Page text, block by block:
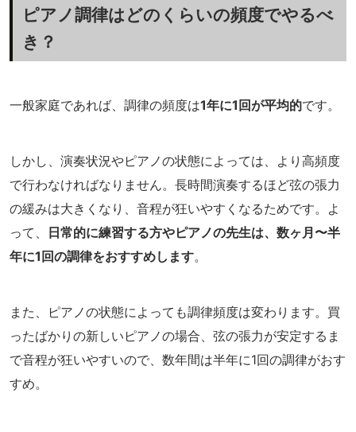
ピアノ調律はどのくらいの頻度でやるべ
き？
一般家庭であれば、調律の頻度は1年に1回が平均的です。
しかし、演奏状況やピアノの状態によっては、より高頻度
で行わなければなりません。長時間演奏するほど弦の張力
の緩みは大きくなり、音程が狂いやすくなるためです。よ
って、
日常的に練習する方やピアノの先生は、数ヶ月〜半
年に1回の調律をおすすめします。
また、ピアノの状態によっても調律頻度は変わります。買
ったばかりの新しいピアノの場合、弦の張力が安定するま
で音程が狂いやすいので、数年間は半年に1回の調律がおす
すめ。